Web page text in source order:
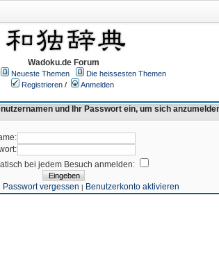
Wadoku.de Forum
Neueste Themen
Die heissesten Themen
Registrieren /
Anmelden
und Ihr Passwort ein, um sich
bei jedem Besuch anmelden:
Passwort vergessen | Benutzerkonto aktivieren